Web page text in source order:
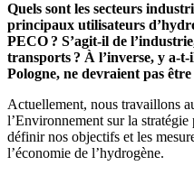
Quels sont les secteurs
principaux utilisateurs
PECO ? S’agit-il de
transports ? À l’inverse, y a-t-
Pologne, ne devraient pas
Actuellement, nous travaillons
l’Environnement sur la
définir nos objectifs et les
l’économie de l’hydrogène.